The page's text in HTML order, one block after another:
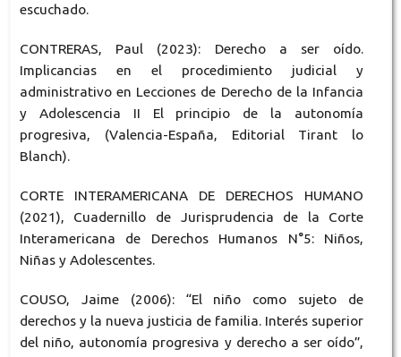
escuchado.
CONTRERAS, Paul (2023): Derecho a ser oído.
Implicancias en el procedimiento judicial y
administrativo en Lecciones de Derecho de la Infancia
y Adolescencia II El principio de la autonomía
progresiva, (Valencia-España, Editorial Tirant lo
Blanch).
CORTE INTERAMERICANA DE DERECHOS HUMANO
(2021), Cuadernillo de Jurisprudencia de la Corte
Interamericana de Derechos Humanos N°5: Niños,
Niñas y Adolescentes.
COUSO, Jaime (2006): “El niño como sujeto de
derechos y la nueva justicia de familia. Interés superior
del niño, autonomía progresiva y derecho a ser oído”,